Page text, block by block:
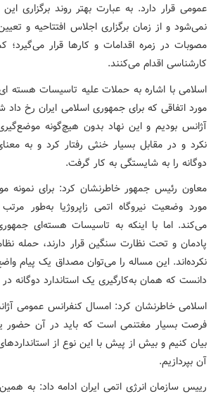
عمومی قرار دارد. به عبارت بهتر روند برگزاری
نمی‌شود و از زمان برگزاری اجلاس افتتاحیه و
مصوبات در زمره اقدامات و کارها قرار می‌گیرد؛
کارشناسی اقدام می‌کنند.
اسلامی با اشاره به حملات علیه تاسیسات هسته‌
مورد اتفاقی که برای جمهوری اسلامی ایران رخ
آژانس بودیم و این نهاد بدون هیچ‌گونه
نکرد و در مقابل بسیار خنثی رفتار کرد و به
دوگانه را به شایستگی به کار گرفت.
معاون رئیس جمهور خاطرنشان کرد: برای نمونه
مورد وضعیت نیروگاه اتمی زاپروژیا به‌طور
می‌کند. اما با اینکه به تاسیسات هسته‌ای
پادمان و تحت نظارت سنگین قرار دارند، حمله
نکرده‌اند. این مساله را می‌توان مصداق یک پیام
دانست که همان به‌کارگیری یک استاندارد دوگانه
اسلامی خاطرنشان کرد: امسال کنفرانس عمومی
فرصت بسیار مغتنمی است که باید در آن حضور
بیان کنیم و بیش از پیش با این نوع از
آن بپردازیم.
رییس سازمان انرژی اتمی ایران ادامه داد: به